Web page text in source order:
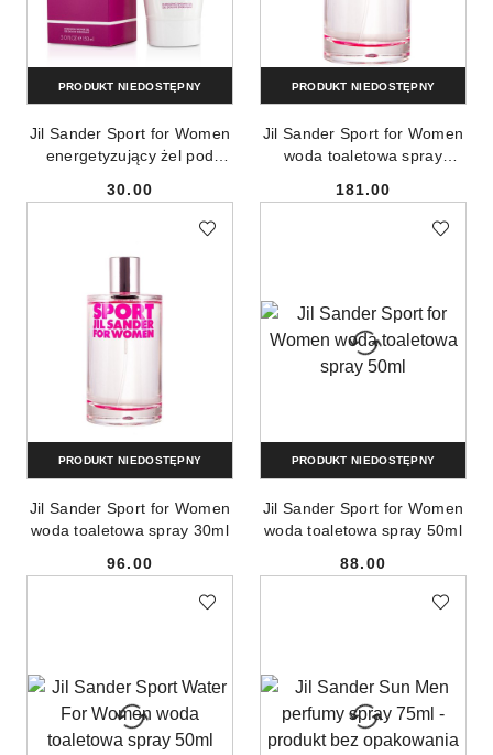
Jil Sander Sport for Women
energetyzujący żel pod
Cena:
30.00
PRODUKT NIEDOSTĘPNY
Jil Sander Sport for Women
woda toaletowa spray
Cena:
181.00
PRODUKT NIEDOSTĘPNY
Jil Sander Sport for Women
woda toaletowa spray 30ml
Cena:
96.00
PRODUKT NIEDOSTĘPNY
Jil Sander Sport for Women
woda toaletowa spray 50ml
Cena:
88.00
PRODUKT NIEDOSTĘPNY